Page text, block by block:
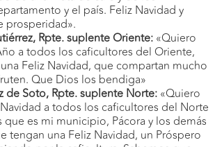
y el país. Feliz Navidad y
prosperidad».
Rpte. suplente Oriente: «Quiero
a todos los caficultores del Oriente,
Feliz Navidad, que compartan mucho
Que Dios los bendiga»
de Soto, Rpte. suplente Norte: «Quiero
a todos los caficultores del Norte
que es mi municipio, Pácora y los demás
tengan una Feliz Navidad, un Próspero